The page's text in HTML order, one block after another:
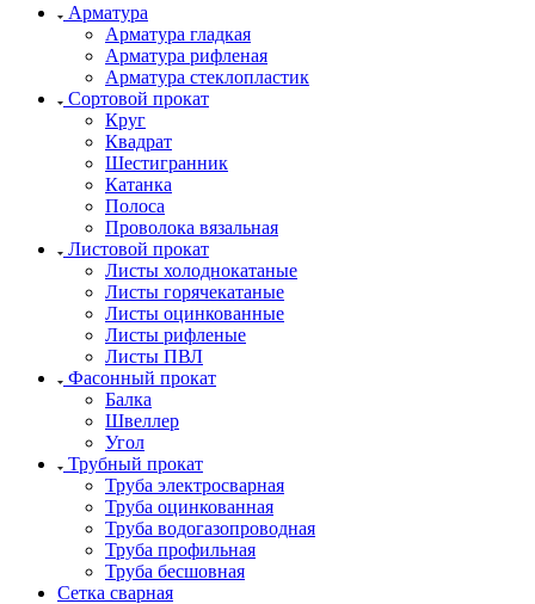
Арматура
Арматура гладкая
Арматура рифленая
Арматура стеклопластик
Сортовой прокат
Круг
Квадрат
Шестигранник
Катанка
Полоса
Проволока вязальная
Листовой прокат
Листы холоднокатаные
Листы горячекатаные
Листы оцинкованные
Листы рифленые
Листы ПВЛ
Фасонный прокат
Балка
Швеллер
Угол
Трубный прокат
Труба электросварная
Труба оцинкованная
Труба водогазопроводная
Труба профильная
Труба бесшовная
Сетка сварная